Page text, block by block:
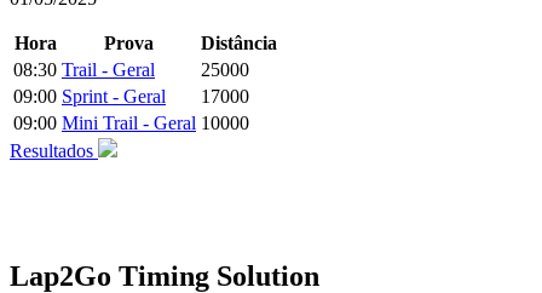
Hora Prova
Distância
08:30 Trail - Geral
25000
09:00 Sprint - Geral
17000
09:00 Mini Trail - Geral 10000
Resultados
Lap2Go Timing Solution